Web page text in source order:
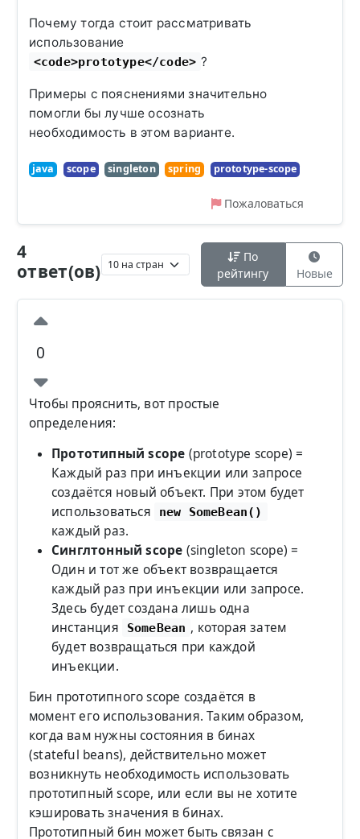
Почему тогда стоит рассматривать
использование
<code>prototype</code> ?
Примеры с пояснениями значительно
помогли бы лучше осознать
необходимость в этом варианте.
java scope singleton spring prototype-scope
Пожаловаться
4
ответ(ов)
По
рейтингу
Новые
0
Чтобы прояснить, вот простые
определения:
Прототипный scope (prototype scope) =
Каждый раз при инъекции или запросе
создаётся новый объект. При этом будет
использоваться
new SomeBean()
каждый раз.
Синглтонный scope (singleton scope) =
Один и тот же объект возвращается
каждый раз при инъекции или запросе.
Здесь будет создана лишь одна
инстанция
SomeBean , которая затем
будет возвращаться при каждой
инъекции.
Бин прототипного scope создаётся в
момент его использования. Таким образом,
когда вам нужны состояния в бинах
(stateful beans), действительно может
возникнуть необходимость использовать
прототипный scope, или если вы не хотите
кэшировать значения в бинах.
Прототипный бин может быть связан с